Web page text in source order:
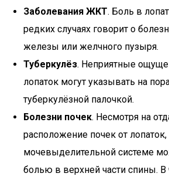
Заболевания ЖКТ. Боль в
редких случаях говорит о
железы или желчного пузыря.
Туберкулёз. Неприятные
лопаток могут указывать на
туберкулёзной палочкой.
Болезни почек. Несмотря на
расположение почек от
мочевыделительной системе
болью в верхней части спины. В